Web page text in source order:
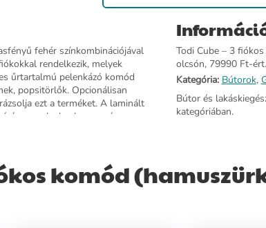
fehér színkombinációjával
rendelkezik, melyek
űrtartalmú pelenkázó komód
popsitörlők. Opcionálisan
ezt a terméket. A laminált
melyek a hagyományos
becsomagolásra, az
85 cm x mélysége: 41 cm.
előírt szigorú szabványoknak.A
nyitott polcot a toldalék alá
Todi Cube – 3
olcsón, 79990 Ft-
Kategória: Bútorok,
Bútor és
kategóriában.
komód